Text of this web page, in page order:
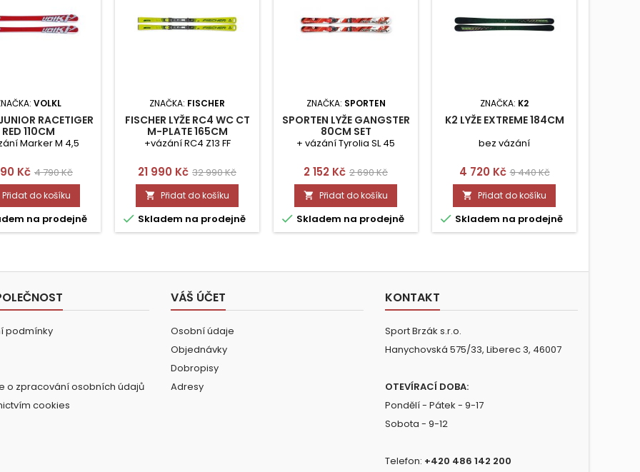
VOLKL
RACETIGER
RED 110CM
Marker M 4,5
Kč Běžná
cena
4 790 Kč
Přidat do košíku
na prodejně
ZNAČKA: FISCHER
FISCHER LYŽE RC4 WC CT
M-PLATE 165CM
+vázání RC4 Z13 FF
Cena
21 990 Kč Běžná
cena
32 990 Kč
 Přidat do košíku
 Skladem na prodejně
ZNAČKA: SPORTEN
SPORTEN LYŽE GANGSTER
80CM SET
+ vázání Tyrolia SL 45
Cena
2 152 Kč Běžná
cena
2 690 Kč
 Přidat do košíku
 Skladem na prodejně
ZNAČKA: K2
K2 LYŽE EXTREME 184CM
bez vázání
Cena
4 720 Kč Běžná
cena
9 440 Kč
 Přidat do košíku
 Skladem na prodejně
podmínky
o zpracování osobních údajů
cookies
VÁŠ ÚČET
Osobní údaje
Objednávky
Dobropisy
Adresy
KONTAKT
Sport Brzák s.r.o.
Hanychovská 575/33, Liberec 3, 46007
OTEVÍRACÍ DOBA:
Pondělí - Pátek - 9-17
Sobota - 9-12
Telefon: +420 486 142 200